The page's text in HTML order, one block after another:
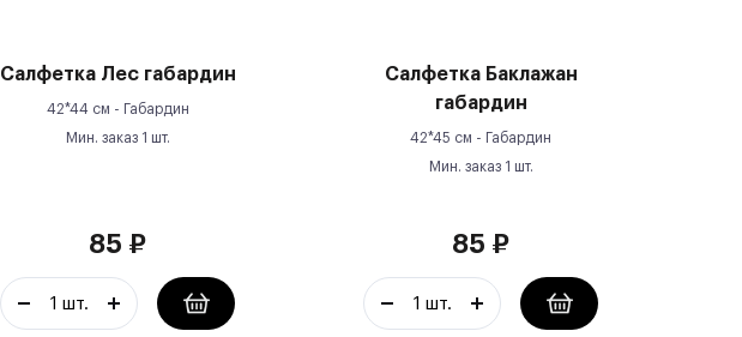
Салфетка Лес габардин
42*44 см - Габардин
Мин. заказ 1 шт.
85 ₽
Салфетка Баклажан
габардин
42*45 см - Габардин
Мин. заказ 1 шт.
85 ₽